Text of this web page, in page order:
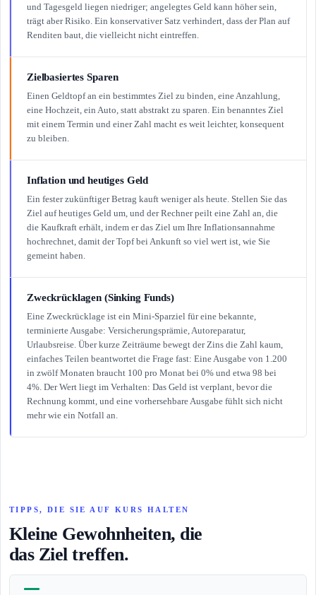
und Tagesgeld liegen niedriger; angelegtes Geld kann höher sein,
trägt aber Risiko. Ein konservativer Satz verhindert, dass der Plan auf
Renditen baut, die vielleicht nicht eintreffen.
Zielbasiertes Sparen
Einen Geldtopf an ein bestimmtes Ziel zu binden, eine Anzahlung,
eine Hochzeit, ein Auto, statt abstrakt zu sparen. Ein benanntes Ziel
mit einem Termin und einer Zahl macht es weit leichter, konsequent
zu bleiben.
Inflation und heutiges Geld
Ein fester zukünftiger Betrag kauft weniger als heute. Stellen Sie das
Ziel auf heutiges Geld um, und der Rechner peilt eine Zahl an, die
die Kaufkraft erhält, indem er das Ziel um Ihre Inflationsannahme
hochrechnet, damit der Topf bei Ankunft so viel wert ist, wie Sie
gemeint haben.
Zweckrücklagen (Sinking Funds)
Eine Zweckrücklage ist ein Mini-Sparziel für eine bekannte,
terminierte Ausgabe: Versicherungsprämie, Autoreparatur,
Urlaubsreise. Über kurze Zeiträume bewegt der Zins die Zahl kaum,
einfaches Teilen beantwortet die Frage fast: Eine Ausgabe von 1.200
in zwölf Monaten braucht 100 pro Monat bei 0% und etwa 98 bei
4%. Der Wert liegt im Verhalten: Das Geld ist verplant, bevor die
Rechnung kommt, und eine vorhersehbare Ausgabe fühlt sich nicht
mehr wie ein Notfall an.
TIPPS, DIE SIE AUF KURS HALTEN
Kleine Gewohnheiten, die
das Ziel treffen.